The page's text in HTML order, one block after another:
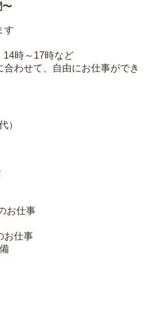
〜
す
14時～17時など
わせて、自由にお仕事ができ
）
お仕事
お仕事